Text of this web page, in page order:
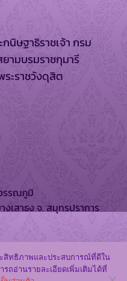
นิษฐาธิราชเจ้า กรม
ามบรมราชกุมารี
ะราชวังดุสิต
รรณภูมิ
เสาธง จ. สมุทรปราการ
สิทธิภาพและประสบการณ์ที่ดีใน
ถอ่านรายละเอียดเพิ่มเติมได้ที่